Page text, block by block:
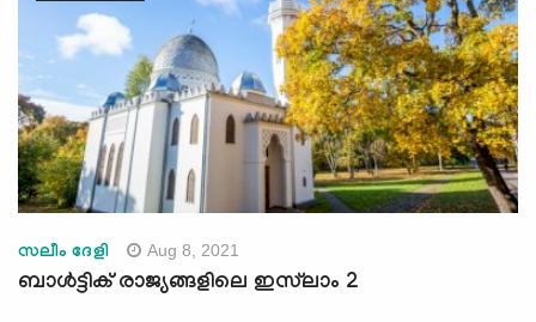
സലീം ദേളി Aug 8, 2021
ബാൾട്ടിക് രാജ്യങ്ങളിലെ ഇസ്‌ലാം 2